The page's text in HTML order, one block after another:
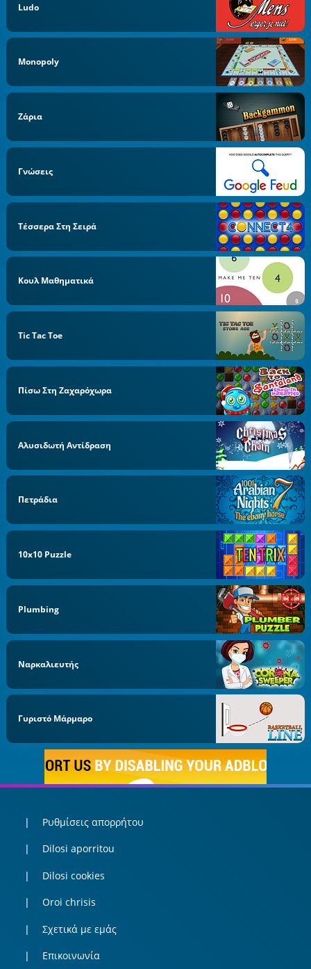
Ludo
Monopoly
Ζάρια
Γνώσεις
Τέσσερα Στη Σειρά
Κουλ Μαθηματικά
Tic Tac Toe
Πίσω Στη Ζαχαρόχωρα
Αλυσιδωτή Αντίδραση
Πετράδια
10x10 Puzzle
Plumbing
Ναρκαλιευτής
Γυριστό Μάρμαρο
Ρυθμίσεις απορρήτου
Dilosi aporritou
Dilosi cookies
Oroi chrisis
Σχετικά με εμάς
Επικοινωνία